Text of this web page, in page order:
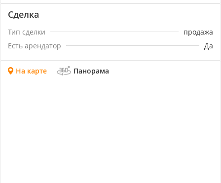
Сделка
Тип сделки
продажа
Есть арендатор
Да
На карте Панорама